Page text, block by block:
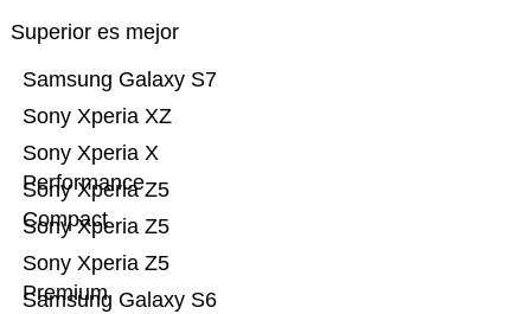
Superior es mejor
Samsung Galaxy S6
Sony Xperia Z5
Premium
Sony Xperia Z5
Sony Xperia Z5
Compact
Sony Xperia X
Performance
Sony Xperia XZ
Samsung Galaxy S7